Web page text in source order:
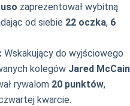
zaprezentował wybitną
od siebie 22 oczka, 6
Wskakujący do wyjściowego
kolegów Jared McCain
rywalom 20 punktów,
kwarcie.